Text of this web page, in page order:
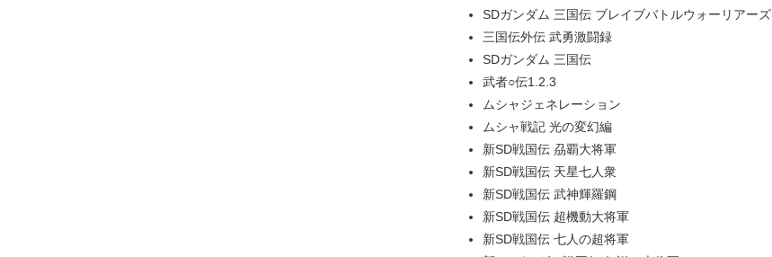
SDガンダム 三国伝 ブレイブバトルウォーリアーズ
三国伝外伝 武勇激闘録
SDガンダム 三国伝
武者○伝1.2.3
ムシャジェネレーション
ムシャ戦記 光の変幻編
新SD戦国伝 刕覇大将軍
新SD戦国伝 天星七人衆
新SD戦国伝 武神輝羅鋼
新SD戦国伝 超機動大将軍
新SD戦国伝 七人の超将軍